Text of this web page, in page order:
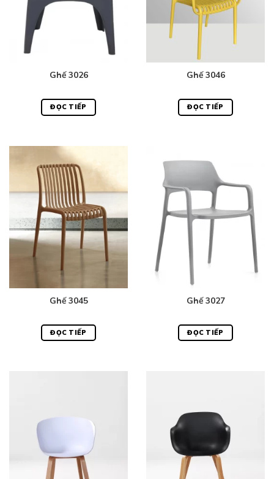
Ghế 3026
ĐỌC TIẾP
Ghế 3046
ĐỌC TIẾP
Ghế 3045
ĐỌC TIẾP
Ghế 3027
ĐỌC TIẾP